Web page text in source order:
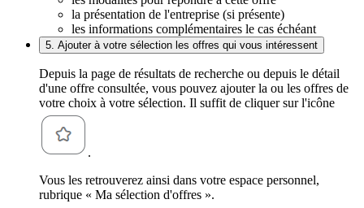
la présentation de l'entreprise (si présente)
les informations complémentaires le cas échéant
5. Ajouter à votre sélection les offres qui vous intéressent
Depuis la page de résultats de recherche ou depuis le détail
d'une offre consultée, vous pouvez ajouter la ou les offres de
votre choix à votre sélection. Il suffit de cliquer sur l'icône
.
Vous les retrouverez ainsi dans votre espace personnel,
rubrique « Ma sélection d'offres ».